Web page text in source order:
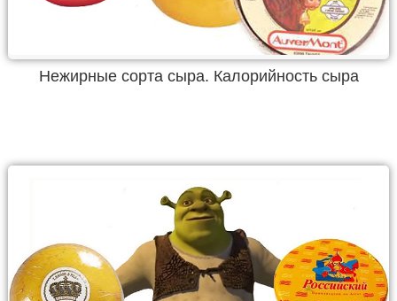
Нежирные сорта сыра. Калорийность сыра